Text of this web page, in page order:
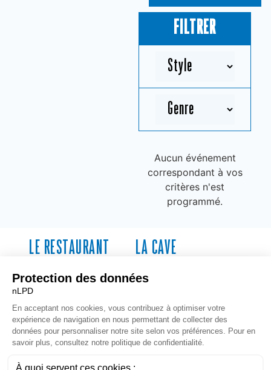
FILTRER
Aucun événement
correspondant à vos
critères n'est
programmé.
LE RESTAURANT
Restaurant
Soirées messages
LA CAVE
Cave
Événements Privés
À PROPOS NOUS SUIVRE